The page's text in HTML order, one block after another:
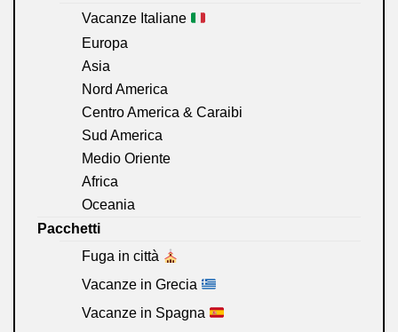
Vacanze Italiane
Europa
Asia
Nord America
Centro America & Caraibi
Sud America
Medio Oriente
Africa
Oceania
Pacchetti
Fuga in città
Vacanze in Grecia
Vacanze in Spagna